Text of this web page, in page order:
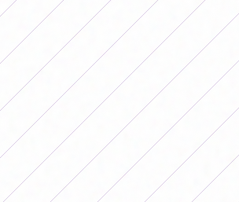
En el caso de que Boca de vuelta el
y River gane en Córdoba, habrá un
en la final del Segundo Torneo
los ganadores son Racing y Belgrano,
inédito en el fútbol local.
Comentarios